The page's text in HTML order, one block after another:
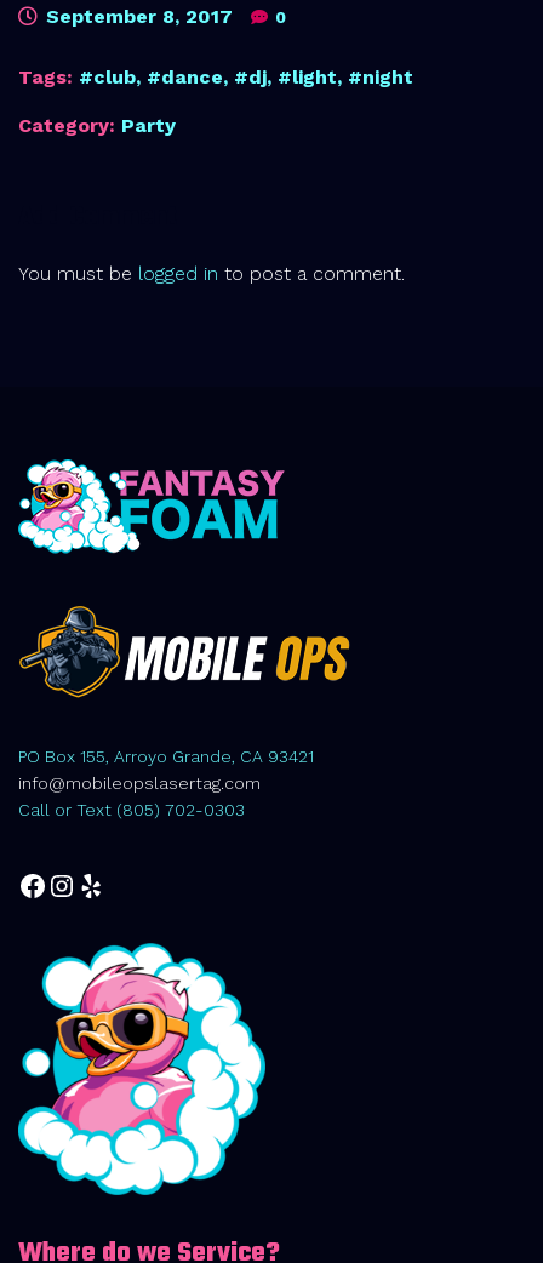
September 8, 2017 0
Tags: club, dance, dj, light, night
Category: Party
You must be logged in to post a comment.
PO Box 155, Arroyo Grande, CA 93421
info@mobileopslasertag.com
Call or Text (805) 702-0303
Facebook
Instagram
Yelp
Where do we Service?